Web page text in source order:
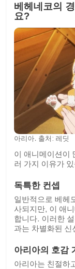
베헤네코의
요?
아리아. 출처: 레딧
이 애니메이션이
러 가지 이유가
독특한 컨셉
일반적으로 베헤
사되지만, 이 애
합니다. 이러한
과는 차별화된 신
아리아의 호감
아리아는 친절하